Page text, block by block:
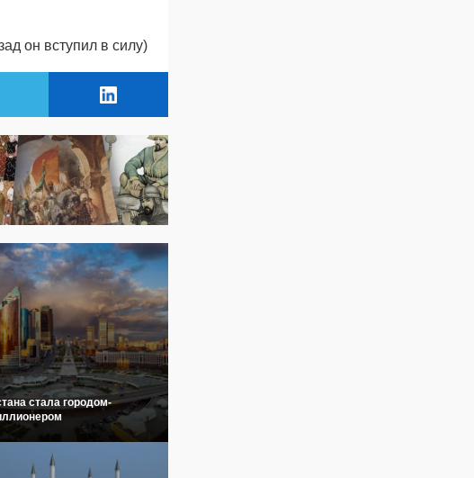
он вступил в силу)
стала городом-